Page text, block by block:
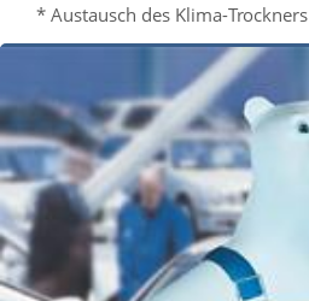
* Austausch des Klima-Trockners